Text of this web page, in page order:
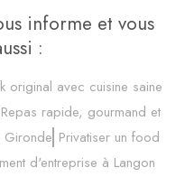
informe et vous
:
original avec cuisine saine
Repas rapide, gourmand et
Gironde Privatiser un food
d'entreprise à Langon